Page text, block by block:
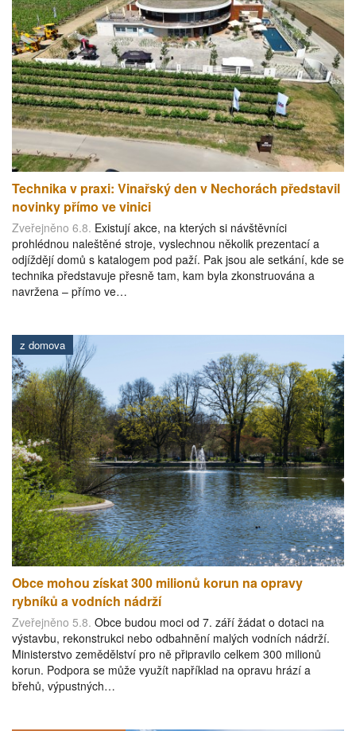
Technika v praxi: Vinařský den v Nechorách představil
novinky přímo ve vinici
Zveřejněno 6.8. Existují akce, na kterých si návštěvníci
prohlédnou naleštěné stroje, vyslechnou několik prezentací a
odjíždějí domů s katalogem pod paží. Pak jsou ale setkání, kde se
technika představuje přesně tam, kam byla zkonstruována a
navržena – přímo ve…
z domova
Obce mohou získat 300 milionů korun na opravy
rybníků a vodních nádrží
Zveřejněno 5.8. Obce budou moci od 7. září žádat o dotaci na
výstavbu, rekonstrukci nebo odbahnění malých vodních nádrží.
Ministerstvo zemědělství pro ně připravilo celkem 300 milionů
korun. Podpora se může využít například na opravu hrází a
břehů, výpustných…